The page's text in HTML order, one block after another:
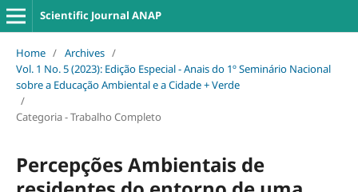
Scientific Journal ANAP
Home / Archives /
Vol. 1 No. 5 (2023): Edição Especial - Anais do 1º Seminário Nacional
sobre a Educação Ambiental e a Cidade + Verde
/
Categoria - Trabalho Completo
Percepções Ambientais de